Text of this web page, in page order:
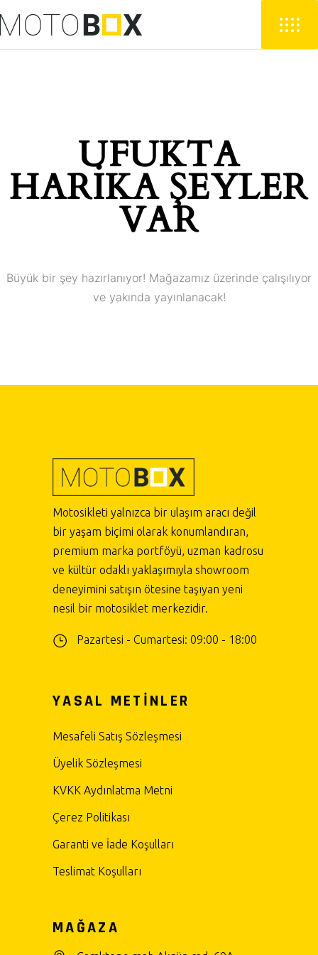
UFUKTA
HARIKA ŞEYLER
VAR
Büyük bir şey hazırlanıyor! Mağazamız üzerinde çalışılıyor
ve yakında yayınlanacak!
Motosikleti yalnızca bir ulaşım aracı değil
bir yaşam biçimi olarak konumlandıran,
premium marka portföyü, uzman kadrosu
ve kültür odaklı yaklaşımıyla showroom
deneyimini satışın ötesine taşıyan yeni
nesil bir motosiklet merkezidir.
Pazartesi - Cumartesi: 09:00 - 18:00
YASAL METİNLER
Mesafeli Satış Sözleşmesi
Üyelik Sözleşmesi
KVKK Aydınlatma Metni
Çerez Politikası
Garanti ve İade Koşulları
Teslimat Koşulları
MAĞAZA